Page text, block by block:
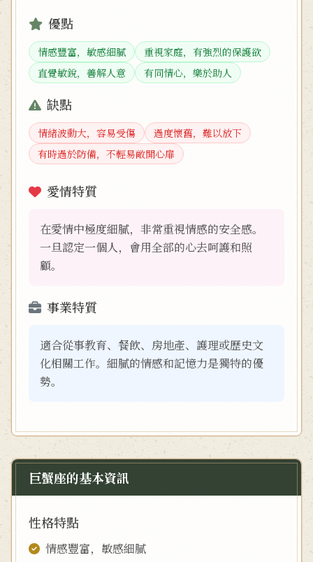
優點
情感豐富，敏感細膩
重視家庭，有強烈的保護欲
直覺敏銳，善解人意
有同情心，樂於助人
缺點
情緒波動大，容易受傷
過度懷舊，難以放下
有時過於防備，不輕易敞開心扉
愛情特質
在愛情中極度細膩，非常重視情感的安全感。
一旦認定一個人，會用全部的心去呵護和照
顧。
事業特質
適合從事教育、餐飲、房地產、護理或歷史文
化相關工作。細膩的情感和記憶力是獨特的優
勢。
巨蟹座的基本資訊
性格特點
情感豐富，敏感細膩